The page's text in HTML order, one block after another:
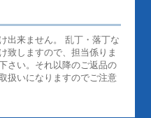
出来ません。 乱丁・落丁な
致しますので、担当係りま
さい。それ以降のご返品の
扱いになりますのでご注意